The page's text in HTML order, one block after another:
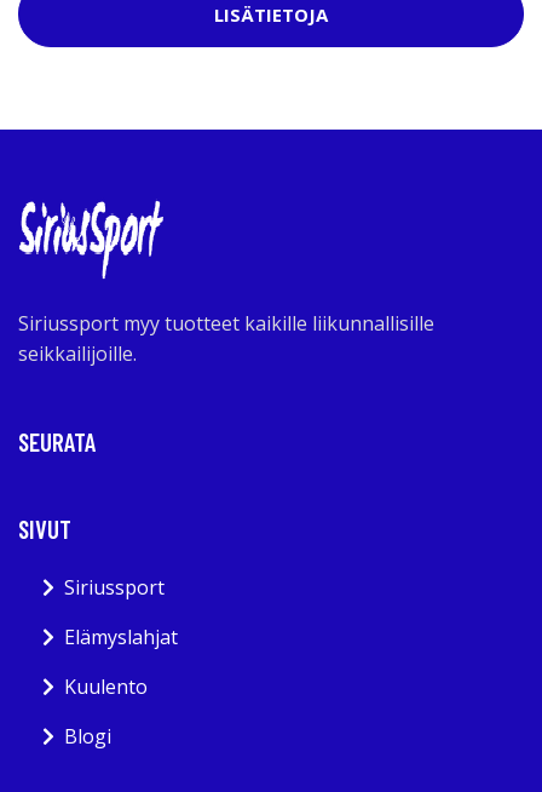
LISÄTIETOJA
Siriussport myy tuotteet kaikille liikunnallisille
seikkailijoille.
SEURATA
SIVUT
Siriussport
Elämyslahjat
Kuulento
Blogi